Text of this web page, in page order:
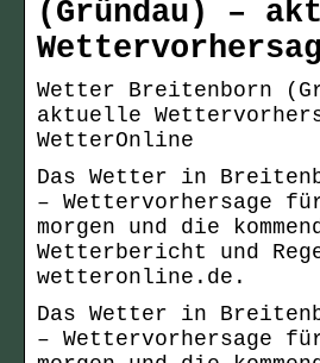
(Gründau) –
Wetter Breitenborn
aktuelle
WetterOnline
Das Wetter in
– Wettervorhersage
morgen und die
Wetterbericht und
wetteronline.de.
Das Wetter in
– Wettervorhersage